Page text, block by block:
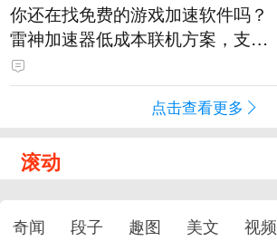
你还在找免费的游戏加速软件吗？
雷神加速器低成本联机方案，支持
免费试用
点击查看更多
滚动
奇闻 段子 趣图 美文 视频